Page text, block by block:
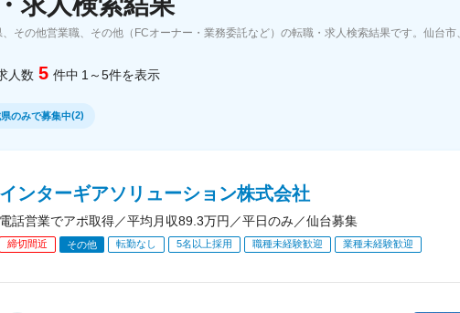
パートナーエージェントサービス
、その他営業職、その他（FCオーナー・業務委託など）の転職・求人検索結果です。仙台
人数 5 件中 1～5件を表示
のみで募集中(2)
インターギアソリューション株式会社
電話営業でアポ取得／平均月収89.3万円／平日のみ／仙台募集
締切間近 その他 転勤なし 5名以上採用 職種未経験歓迎 業種未経験歓迎